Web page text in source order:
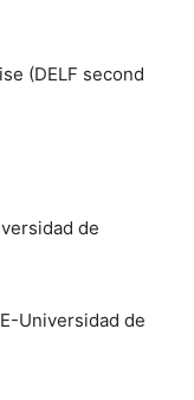
(DELF second
de
Universidad de